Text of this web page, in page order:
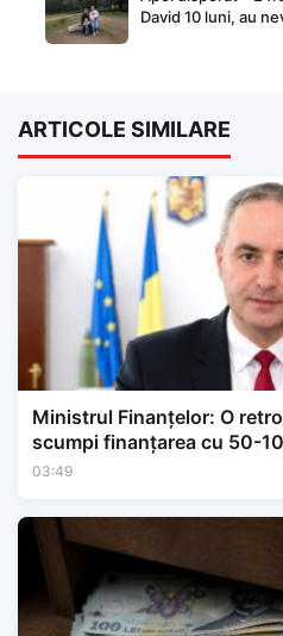
David 10 luni, au
ARTICOLE SIMILARE
Ministrul Finanțelor: O
scumpi finanțarea cu 50-
03:49